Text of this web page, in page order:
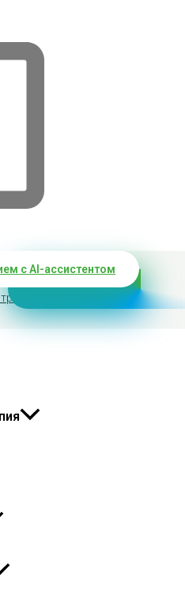
с AI-ассистентом
и